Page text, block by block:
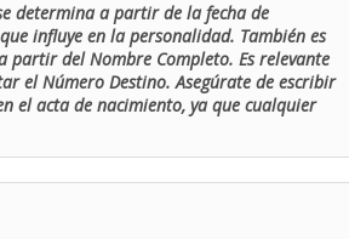
determina a partir de la fecha de
influye en la personalidad. También es
partir del Nombre Completo. Es relevante
el Número Destino. Asegúrate de escribir
el acta de nacimiento, ya que cualquier